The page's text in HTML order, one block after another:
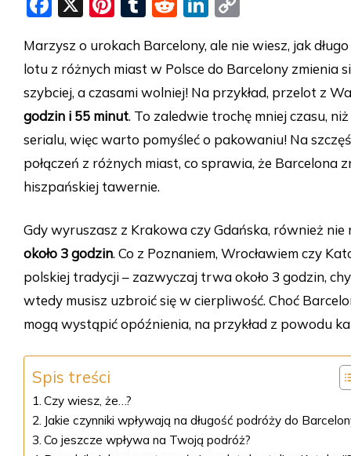
c
e
b
o
o
k
er
e
st
m
bl
r
d
di
t
k
e
dI
n
p
y
Li
n
k
Marzysz o urokach Barcelony, ale nie wiesz, jak
lotu z różnych miast w Polsce do Barcelony zmienia
szybciej, a czasami wolniej! Na przykład, przelot z
godzin i 55 minut. To zaledwie trochę mniej czasu,
serialu, więc warto pomyśleć o pakowaniu! Na
połączeń z różnych miast, co sprawia, że Barcelona
hiszpańskiej tawernie.
Gdy wyruszasz z Krakowa czy Gdańska, również
około 3 godzin. Co z Poznaniem, Wrocławiem czy
polskiej tradycji – zazwyczaj trwa około 3 godzin,
wtedy musisz uzbroić się w cierpliwość. Choć
mogą wystąpić opóźnienia, na przykład z powodu
Spis treści
Czy wiesz, że…?
Jakie czynniki wpływają na długość podróży do
Co jeszcze wpływa na Twoją podróż?